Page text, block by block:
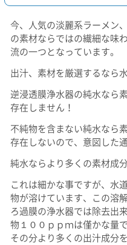
今、人気の淡麗系ラーメン
の素材ならではの繊細な味
流の一つとなっています。
出汁、素材を厳選するなら
逆浸透膜浄水器の純水なら
存在しません！
不純物を含まない純水なら
存在しないので、意図した
純水ならより多くの素材成
これは細かな事ですが、水
物が溶けています、この溶
ろ過膜の浄水器では除去出
物１００ｐｐｍは僅かな量
その分より多くの出汁成分